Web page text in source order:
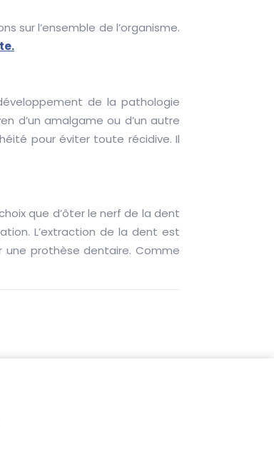
sur l’ensemble de l’organisme.
de la pathologie
d’un amalgame ou d’un autre
pour éviter toute récidive. Il
que d’ôter le nerf de la dent
L’extraction de la dent est
prothèse dentaire. Comme